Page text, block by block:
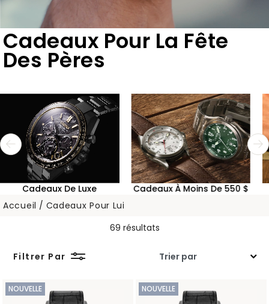
Cadeaux Pour La Fête
Des Pères
Cadeaux De Luxe
Cadeaux À Moins De 550 $
Accueil
Cadeaux Pour Lui
69 résultats
Filtrer Par
NOUVELLE NOUVELLE